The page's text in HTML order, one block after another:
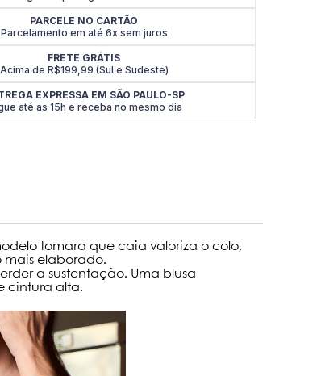
PARCELE NO CARTÃO
Parcelamento em até 6x sem juros
FRETE GRÁTIS
Acima de R$199,99 (Sul e Sudeste)
EXPRESSA EM SÃO PAULO-SP
até as 15h e receba no mesmo dia
tomara que caia valoriza o colo,
elaborado.
a sustentação. Uma blusa
cintura alta.